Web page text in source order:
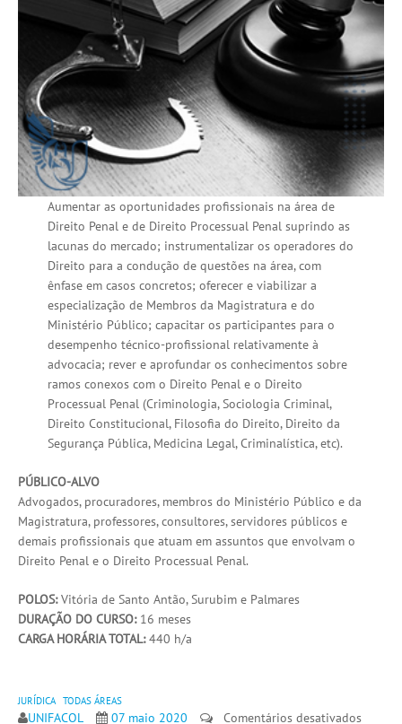
Aumentar as oportunidades profissionais na área de
Direito Penal e de Direito Processual Penal suprindo as
lacunas do mercado; instrumentalizar os operadores do
Direito para a condução de questões na área, com
ênfase em casos concretos; oferecer e viabilizar a
especialização de Membros da Magistratura e do
Ministério Público; capacitar os participantes para o
desempenho técnico-profissional relativamente à
advocacia; rever e aprofundar os conhecimentos sobre
ramos conexos com o Direito Penal e o Direito
Processual Penal (Criminologia, Sociologia Criminal,
Direito Constitucional, Filosofia do Direito, Direito da
Segurança Pública, Medicina Legal, Criminalística, etc).
PÚBLICO-ALVO
Advogados, procuradores, membros do Ministério Público e da
Magistratura, professores, consultores, servidores públicos e
demais profissionais que atuam em assuntos que envolvam o
Direito Penal e o Direito Processual Penal.
POLOS:Vitória de Santo Antão, Surubim e Palmares
DURAÇÃO DO CURSO:16 meses
CARGA HORÁRIA TOTAL:440 h/a
JURÍDICA TODAS ÁREAS
UNIFACOL 07 maio 2020 Comentários desativadosem